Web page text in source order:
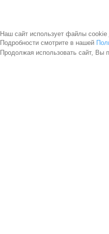
Наш сайт использует файлы
Подробности смотрите в нашей
Продолжая использовать сайт,